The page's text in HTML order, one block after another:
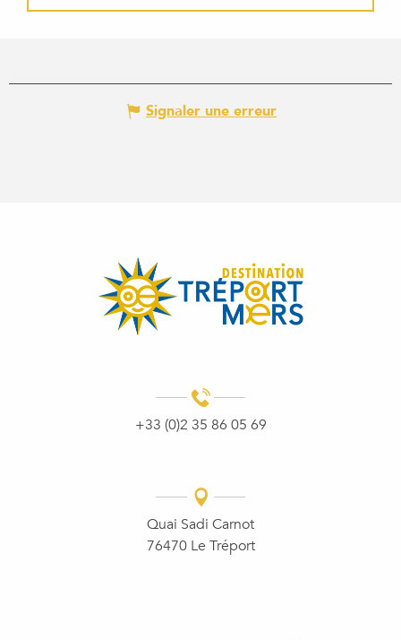
Signaler une erreur
+33 (0)2 35 86 05 69
Quai Sadi Carnot
76470 Le Tréport